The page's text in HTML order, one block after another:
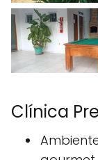
Clínica